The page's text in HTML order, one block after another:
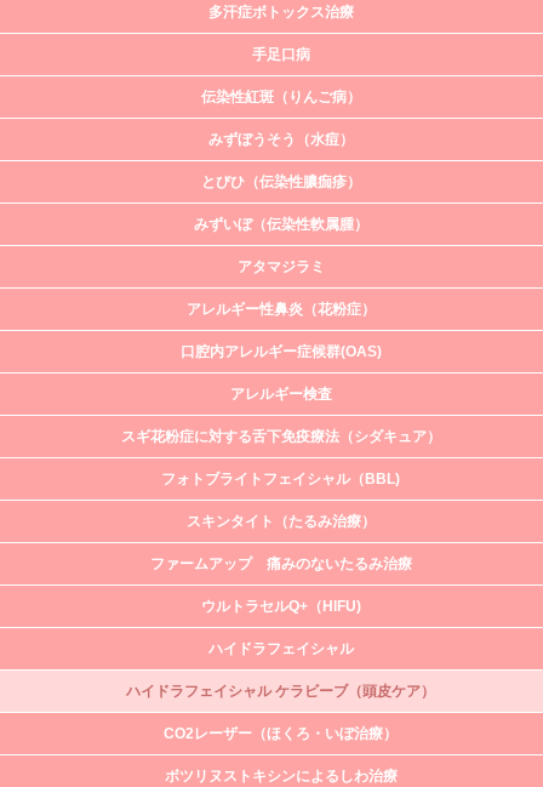
多汗症ボトックス治療
手足口病
伝染性紅斑（りんご病）
みずぼうそう（水痘）
とびひ（伝染性膿痂疹）
みずいぼ（伝染性軟属腫）
アタマジラミ
アレルギー性鼻炎（花粉症）
口腔内アレルギー症候群(OAS)
アレルギー検査
スギ花粉症に対する舌下免疫療法（シダキュア）
フォトブライトフェイシャル（BBL)
スキンタイト（たるみ治療）
ファームアップ 痛みのないたるみ治療
ウルトラセルQ+（HIFU)
ハイドラフェイシャル
ハイドラフェイシャル ケラビーブ（頭皮ケア）
CO2レーザー（ほくろ・いぼ治療）
ボツリヌストキシンによるしわ治療